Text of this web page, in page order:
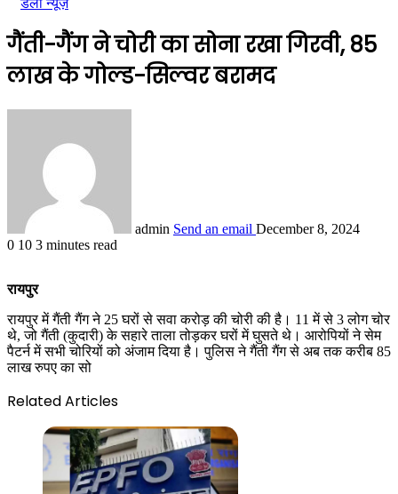
डेली न्यूज़
गैंती-गैंग ने चोरी का सोना रखा गिरवी, 85
लाख के गोल्ड-सिल्वर बरामद
admin Send an email December 8, 2024
0 10 3 minutes read
रायपुर
रायपुर में गैंती गैंग ने 25 घरों से सवा करोड़ की चोरी की है। 11 में से 3 लोग चोर
थे, जो गैंती (कुदारी) के सहारे ताला तोड़कर घरों में घुसते थे। आरोपियों ने सेम
पैटर्न में सभी चोरियों को अंजाम दिया है। पुलिस ने गैंती गैंग से अब तक करीब 85
लाख रुपए का सो
Related Articles